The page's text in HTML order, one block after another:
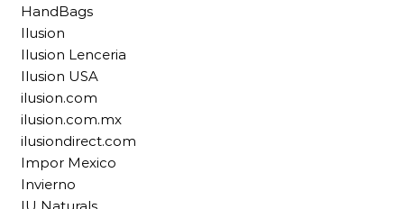
HandBags
Ilusion
Ilusion Lenceria
Ilusion USA
ilusion.com
ilusion.com.mx
ilusiondirect.com
Impor Mexico
Invierno